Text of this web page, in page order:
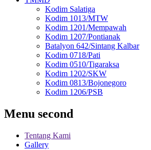
Kodim Salatiga
Kodim 1013/MTW
Kodim 1201/Mempawah
Kodim 1207/Pontianak
Batalyon 642/Sintang Kalbar
Kodim 0718/Pati
Kodim 0510/Tigaraksa
Kodim 1202/SKW
Kodim 0813/Bojonegoro
Kodim 1206/PSB
Menu second
Tentang Kami
Gallery